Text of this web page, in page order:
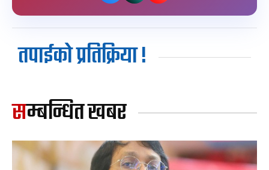
तपाईको प्रतिक्रिया !
सम्बन्धित खबर